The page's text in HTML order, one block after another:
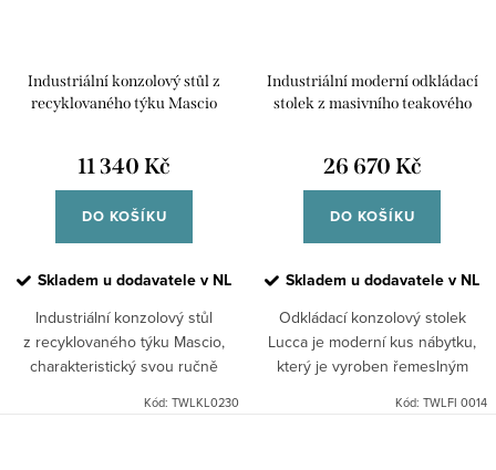
Industriální konzolový stůl z
recyklovaného týku Mascio
11 340 Kč
DO KOŠÍKU
Skladem u dodavatele v NL
Industriální konzolový stůl
z recyklovaného týku Mascio,
charakteristický svou ručně
Kód: TWLKL0230
Industriální moderní odkládací
stolek z masivního teakového
26 670 Kč
DO KOŠÍKU
Skladem u dodavatele v NL
Odkládací konzolový stolek
Lucca je moderní kus nábytku,
který je vyroben řemeslným
Kód: TWLFI 0014